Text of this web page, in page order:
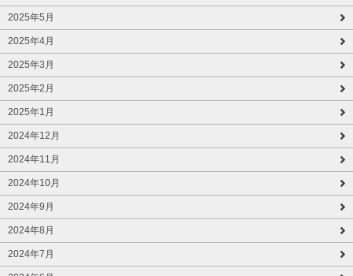
2025年5月
2025年4月
2025年3月
2025年2月
2025年1月
2024年12月
2024年11月
2024年10月
2024年9月
2024年8月
2024年7月